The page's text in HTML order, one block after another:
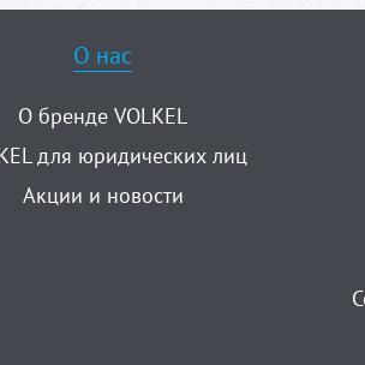
О нас
О бренде VOLKEL
для юридических лиц
Акции и новости